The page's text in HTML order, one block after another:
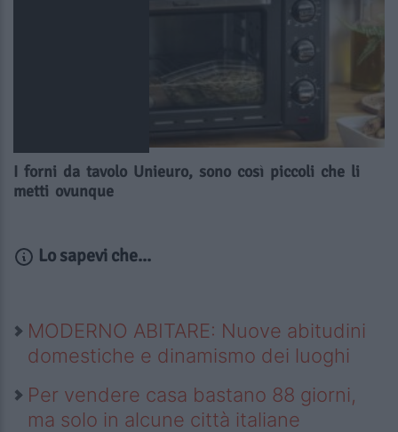
I forni da tavolo Unieuro, sono così piccoli che li
metti ovunque
Lo sapevi che...
MODERNO ABITARE: Nuove abitudini
domestiche e dinamismo dei luoghi
Per vendere casa bastano 88 giorni,
ma solo in alcune città italiane